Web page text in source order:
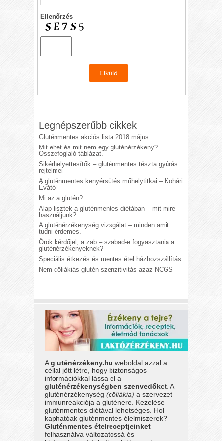
Ellenőrzés
Legnépszerűbb cikkek
Gluténmentes akciós lista 2018 május
Mit ehet és mit nem egy gluténérzékeny?
Összefoglaló táblázat.
Sikérhelyettesítők – gluténmentes tészta gyúrás
rejtelmei
A gluténmentes kenyérsütés műhelytitkai – Kohári
Évától
Mi az a glutén?
Alap lisztek a gluténmentes diétában – mit mire
használjunk?
A gluténérzékenység vizsgálat – minden amit
tudni érdemes.
Örök kérdőjel, a zab – szabad-e fogyasztania a
gluténérzékenyeknek?
Speciális étkezés és mentes étel házhozszállítás
Nem cöliákiás glutén szenzitivitás azaz NCGS
Agluténérzékeny.hu weboldal azzal a
céllal jött létre, hogy biztonságos
információkkal lássa el a
gluténérzékenységben szenvedőket. A
gluténérzékenység(cöliákia) a szervezet
immunreakciója a gluténere. Kezelése
gluténmentes diétával lehetséges. Hol
kaphatóak gluténmentes élelmiszerek?
Gluténmentes ételreceptjeinket
felhasználva változatossá és